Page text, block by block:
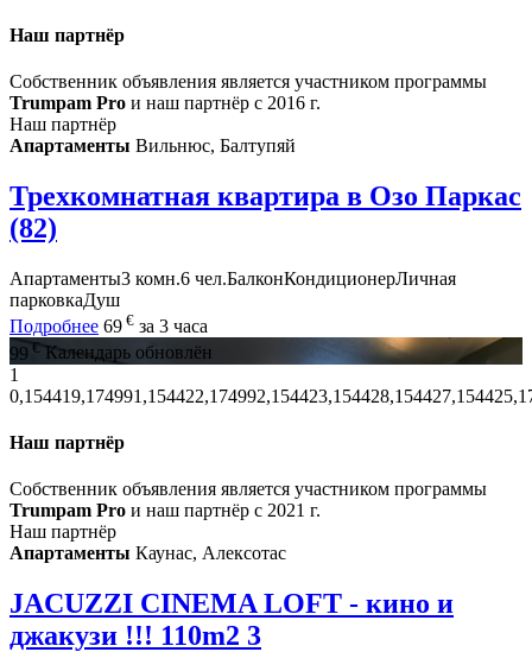
Наш партнёр
Собственник объявления является участником программы
Trumpam Pro и наш партнёр с 2016 г.
Наш партнёр
Апартаменты Вильнюс, Балтупяй
Трехкомнатная квартира в Озо Паркас
(82)
Апартаменты3 комн.6 чел.БалконКондиционерЛичная
парковкаДуш
Подробнее 69 € за 3 часа
99 € Календарь обновлён
1
Наш партнёр
Собственник объявления является участником программы
Trumpam Pro и наш партнёр с 2021 г.
Наш партнёр
Апартаменты Каунас, Алексотас
JACUZZI CINEMA LOFT - кино и
джакузи !!! 110m2 3